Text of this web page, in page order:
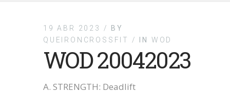
19 ABR 2023 /
BY
QUEIRONCROSSFIT /
IN WOD
WOD 20042023
A. STRENGTH: Deadlift